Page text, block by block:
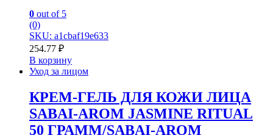
0 out of 5
(0)
SKU: a1cbaf19e633
254.77 ₽
В корзину
Уход за лицом
КРЕМ-ГЕЛЬ ДЛЯ КОЖИ ЛИЦА
SABAI-AROM JASMINE RITUAL
50 ГРАММ/SABAI-AROM